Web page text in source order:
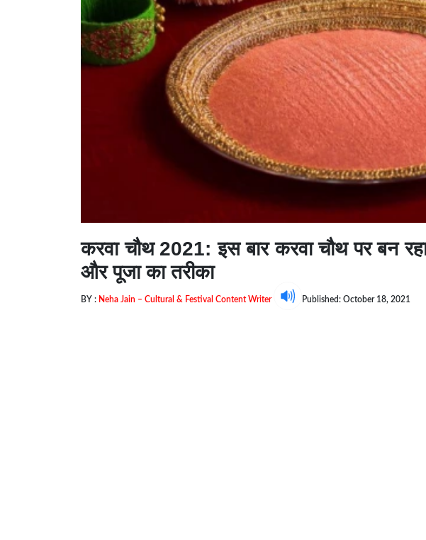
करवा चौथ 2021: इस बार करवा चौथ पर बन
और पूजा का तरीका
BY : Neha Jain – Cultural & Festival Content Writer Published: October 18, 2021